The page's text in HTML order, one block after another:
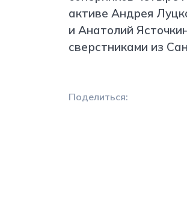
активе Андрея
и Анатолий
сверстниками из
Поделиться: